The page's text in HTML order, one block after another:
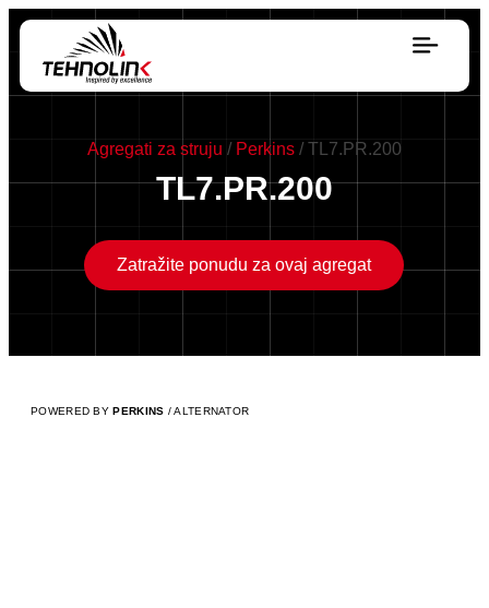
Serija A
Serija R
Agregati za struju / Perkins/ TL7.PR.200
TL7.PR.200
Zatražite ponudu za ovaj agregat
POWERED BYPERKINS / ALTERNATOR